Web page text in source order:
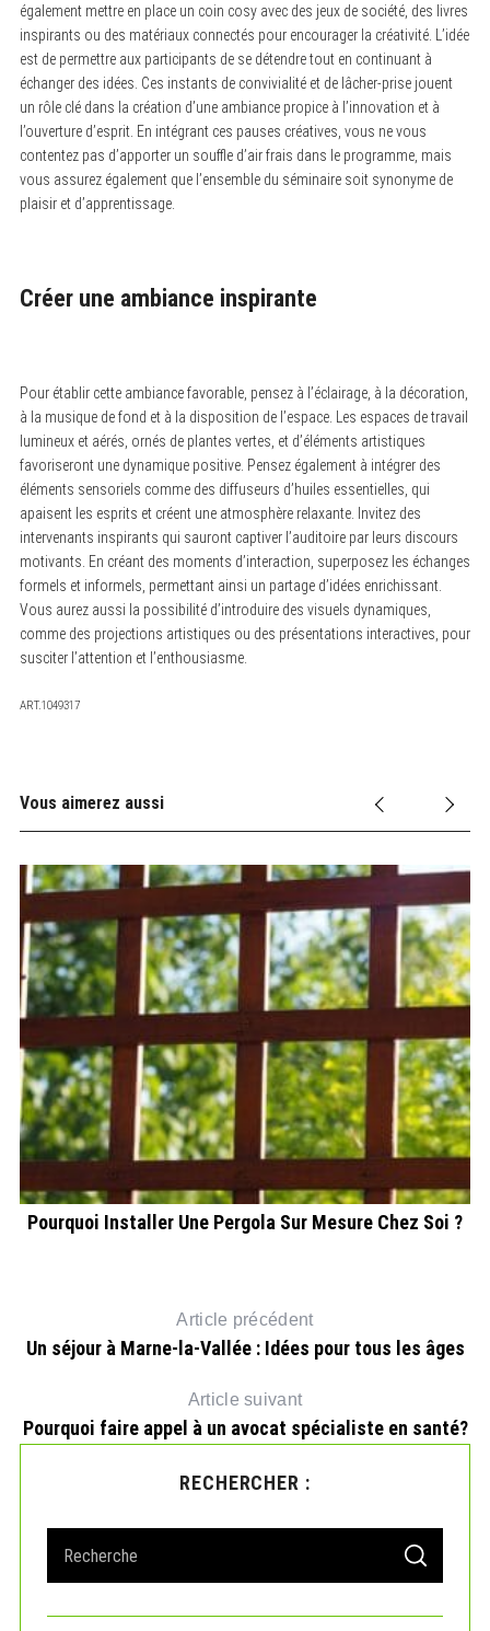
également mettre en place un coin cosy avec des jeux de société, des livres
inspirants ou des matériaux connectés pour encourager la créativité. L’idée
est de permettre aux participants de se détendre tout en continuant à
échanger des idées. Ces instants de convivialité et de lâcher-prise jouent
un rôle clé dans la création d’une ambiance propice à l’innovation et à
l’ouverture d’esprit. En intégrant ces pauses créatives, vous ne vous
contentez pas d’apporter un souffle d’air frais dans le programme, mais
vous assurez également que l’ensemble du séminaire soit synonyme de
plaisir et d’apprentissage.
Créer une ambiance inspirante
Pour établir cette ambiance favorable, pensez à l’éclairage, à la décoration,
à la musique de fond et à la disposition de l’espace. Les espaces de travail
lumineux et aérés, ornés de plantes vertes, et d’éléments artistiques
favoriseront une dynamique positive. Pensez également à intégrer des
éléments sensoriels comme des diffuseurs d’huiles essentielles, qui
apaisent les esprits et créent une atmosphère relaxante. Invitez des
intervenants inspirants qui sauront captiver l’auditoire par leurs discours
motivants. En créant des moments d’interaction, superposez les échanges
formels et informels, permettant ainsi un partage d’idées enrichissant.
Vous aurez aussi la possibilité d’introduire des visuels dynamiques,
comme des projections artistiques ou des présentations interactives, pour
susciter l’attention et l’enthousiasme.
ART.1049317
Vous aimerez aussi
Pourquoi Installer Une Pergola Sur Mesure Chez Soi ?
Article précédent
Un séjour à Marne-la-Vallée : Idées pour tous les âges
Article suivant
Pourquoi faire appel à un avocat spécialiste en santé?
RECHERCHER :
a
r
S
A
C